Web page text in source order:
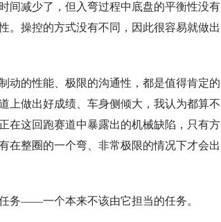
间减少了，但入弯过程中底盘的平衡性没有
。操控的方式没有不同，因此很容易就做出
动的性能、极限的沟通性，都是值得肯定的
上做出好成绩、车身侧倾大，我认为都算不
在这回跑赛道中暴露出的机械缺陷，只有方
在整圈的一个弯、非常极限的情况下才会出
务——一个本来不该由它担当的任务。